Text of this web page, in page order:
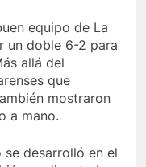
equipo de La
un doble 6-2 para
allá del
que
mostraron
a mano.
desarrolló en el